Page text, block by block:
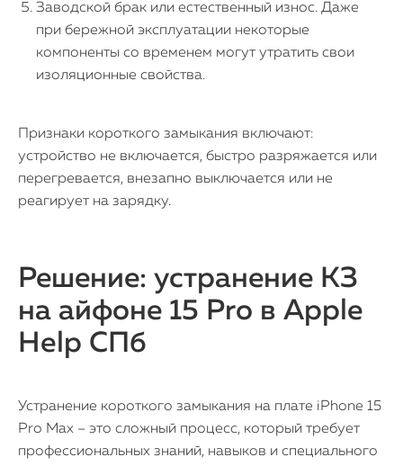
Заводской брак или естественный износ. Даже
при бережной эксплуатации некоторые
компоненты со временем могут утратить свои
изоляционные свойства.
Признаки короткого замыкания включают:
устройство не включается, быстро разряжается или
перегревается, внезапно выключается или не
реагирует на зарядку.
Решение: устранение КЗ
на айфоне 15 Pro в Apple
Help СПб
Устранение короткого замыкания на плате iPhone 15
Pro Max – это сложный процесс, который требует
профессиональных знаний, навыков и специального